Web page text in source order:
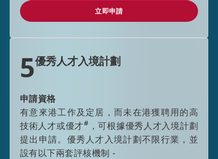
關專業及技術技能，可申請來香港特區加入
特定技術行業。瀏覽
別的申請受申請配額限制，並且只限載列於
「技術專才清單」的指定技術工種。
輸入內地人才計劃（技術專才類別）
年輕及具經驗的非學位專業人士，如擁有相
關專業及技術技能，可申請來香港特區加入
特定技術行業。瀏覽
輸入內地人才計劃（技
術專才類別）以了解更多相關要求。技術專
才類別的申請受申請配額限制，並且只限載
列於「技術專才清單」
逗留期限
根據非本地畢業生留港╱回港就業安排獲
制。申請延長逗留期限時，非本地畢業生
須已獲得聘用，或已在香港特區開辦或參
會獲准以3+3年的模式獲准在港逗留，而
不受其他逗留條件限制。符合頂尖人才類
別資格人士一般會獲准延期逗留6年而不
受其他逗留條件限制。
立即申請
立即申請
5優秀人才入境計劃
申請資格
有意來港工作及定居，而未在港獲聘用的高
技術人才或優才# ，可根據優秀人才入境計劃
提出申請。優秀人才入境計劃不限行業，並
設有以下兩套評核機制 -